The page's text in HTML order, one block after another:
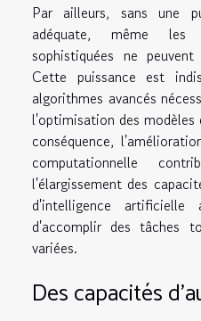
Par ailleurs, sans une
adéquate, même
sophistiquées ne
Cette puissance est
algorithmes avancés
l'optimisation des
conséquence,
computationnelle
l'élargissement des
d'intelligence artificielle
d'accomplir des tâches
variées.
Des capacités